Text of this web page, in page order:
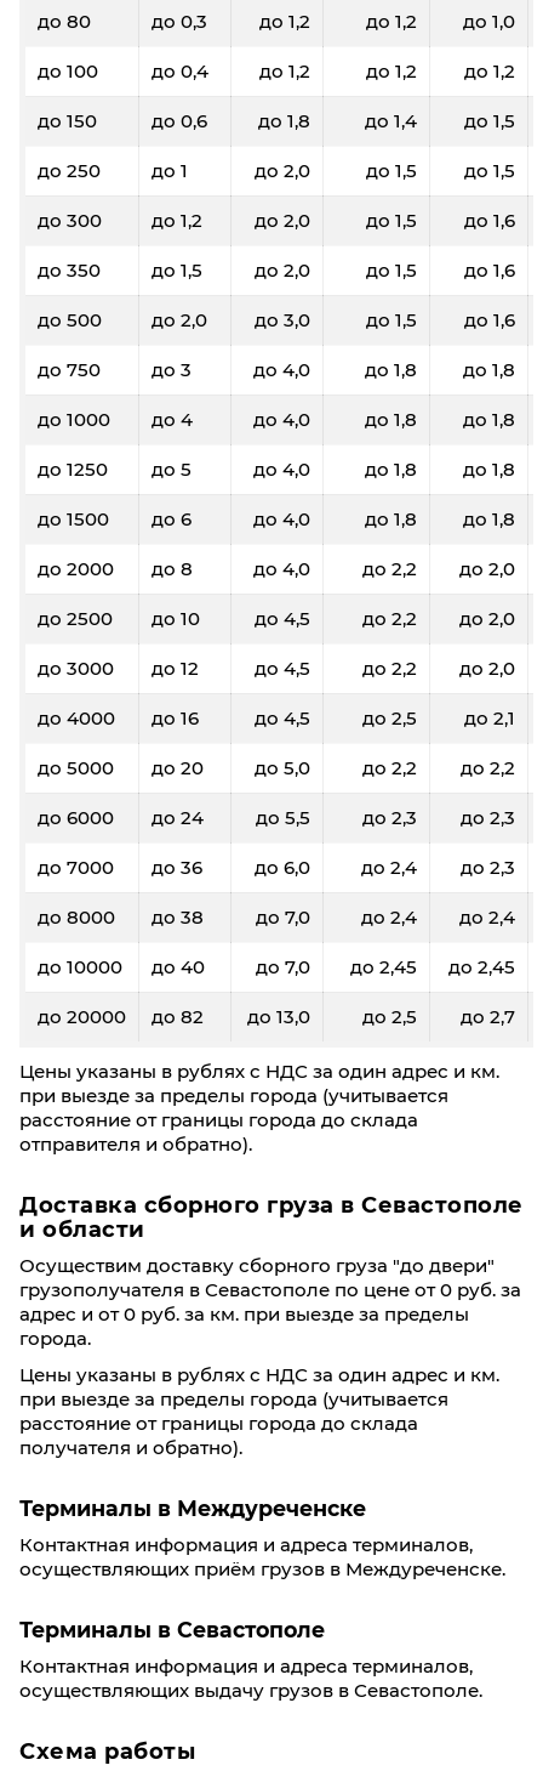
до 80 до 0,3 до 1,2 до 1,2 до 1,0
до 100 до 0,4 до 1,2 до 1,2 до 1,2
до 150 до 0,6 до 1,8 до 1,4 до 1,5
до 250 до 1 до 2,0 до 1,5 до 1,5
до 300 до 1,2 до 2,0 до 1,5 до 1,6
до 350 до 1,5 до 2,0 до 1,5 до 1,6
до 500 до 2,0 до 3,0 до 1,5 до 1,6
до 750 до 3 до 4,0 до 1,8 до 1,8
до 1000 до 4 до 4,0 до 1,8 до 1,8
до 1250 до 5 до 4,0 до 1,8 до 1,8
до 1500 до 6 до 4,0 до 1,8 до 1,8
до 2000 до 8 до 4,0 до 2,2 до 2,0
до 2500 до 10 до 4,5 до 2,2 до 2,0
до 3000 до 12 до 4,5 до 2,2 до 2,0
до 4000 до 16 до 4,5 до 2,5 до 2,1
до 5000 до 20 до 5,0 до 2,2 до 2,2
до 6000 до 24 до 5,5 до 2,3 до 2,3
до 7000 до 36 до 6,0 до 2,4 до 2,3
до 8000 до 38 до 7,0 до 2,4 до 2,4
до 10000 до 40 до 7,0 до 2,45 до 2,45
до 20000 до 82 до 13,0 до 2,5 до 2,7
Цены указаны в рублях с НДС за один адрес и км.
при выезде за пределы города (учитывается
расстояние от границы города до склада
отправителя и обратно).
Доставка сборного груза в Севастополе
и области
Осуществим доставку сборного груза "до двери"
грузополучателя в Севастополе по цене от 0 руб. за
адрес и от 0 руб. за км. при выезде за пределы
города.
Цены указаны в рублях с НДС за один адрес и км.
при выезде за пределы города (учитывается
расстояние от границы города до склада
получателя и обратно).
Терминалы в Междуреченске
Контактная информация и адреса терминалов,
осуществляющих приём грузов в Междуреченске.
Терминалы в Севастополе
Контактная информация и адреса терминалов,
осуществляющих выдачу грузов в Севастополе.
Схема работы